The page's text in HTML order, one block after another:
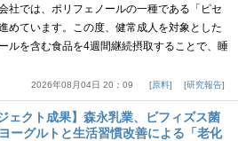
社では、ポリフェノールの一種である「ピセ
めています。この度、健常成人を対象とした
ルを含む食品を4週間継続摂取することで、睡
2026年08月04日 20：09 原料 研究報告
ェクト成果】森永乳業、ビフィズス菌
ーグルトと生活習慣改善による「老化